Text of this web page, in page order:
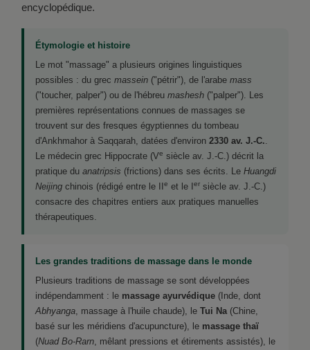
encyclopédique.
Étymologie et histoire
Le mot "massage" a plusieurs origines linguistiques
possibles : du grec massein ("pétrir"), de l'arabe mass
("toucher, palper") ou de l'hébreu mashesh ("palper"). Les
premières représentations connues de massages se
trouvent sur des fresques égyptiennes du tombeau
d'Ankhmahor à Saqqarah, datées d'environ 2330 av. J.-C.
Le médecin grec Hippocrate (Ve siècle av. J.-C.) décrit la
pratique du anatripsis (frictions) dans ses écrits. Le Huangdi
Neijing chinois (rédigé entre le II e et le I er siècle av. J.-C.)
consacre des chapitres entiers aux pratiques manuelles
thérapeutiques.
Les grandes traditions de massage dans le monde
Plusieurs traditions de massage se sont développées
indépendamment : le massage ayurvédique (Inde, dont
Abhyanga , massage à l'huile chaude), le Tui Na (Chine,
basé sur les méridiens d'acupuncture), le massage thaï
(Nuad Bo-Rarn , mêlant pressions et étirements assistés), le